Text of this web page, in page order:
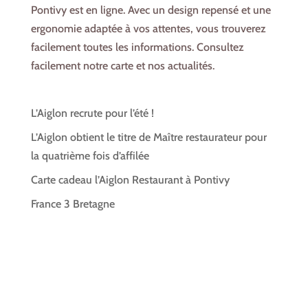
Pontivy est en ligne. Avec un design repensé et une
ergonomie adaptée à vos attentes, vous trouverez
facilement toutes les informations. Consultez
facilement notre carte et nos actualités.
L’Aiglon recrute pour l’été !
L’Aiglon obtient le titre de Maître restaurateur pour
la quatrième fois d’affilée
Carte cadeau l’Aiglon Restaurant à Pontivy
France 3 Bretagne